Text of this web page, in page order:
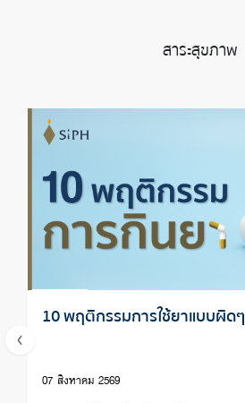
สาระสุขภาพ
10 พฤติกรรมการใช้ยาแบบผิดๆ
07 สิงหาคม 2569